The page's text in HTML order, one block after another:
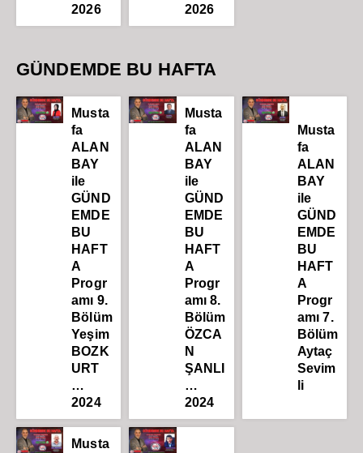
2026
2026
GÜNDEMDE BU HAFTA
Musta
fa
ALAN
BAY
ile
GÜND
EMDE
BU
HAFT
A
Progr
amı 9.
Bölüm
Yeşim
BOZK
URT
…
2024
Musta
fa
ALAN
BAY
ile
GÜND
EMDE
BU
HAFT
A
Progr
amı 8.
Bölüm
ÖZCA
N
ŞANLI
…
2024
Musta
fa
ALAN
BAY
ile
GÜND
EMDE
BU
HAFT
A
Progr
amı 7.
Bölüm
Aytaç
Sevim
li
Musta